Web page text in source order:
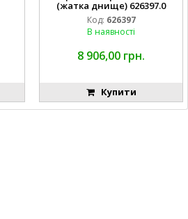
(жатка днище) 626397.0
Код: 626397
В наявності
8 906,00 грн.
Купити